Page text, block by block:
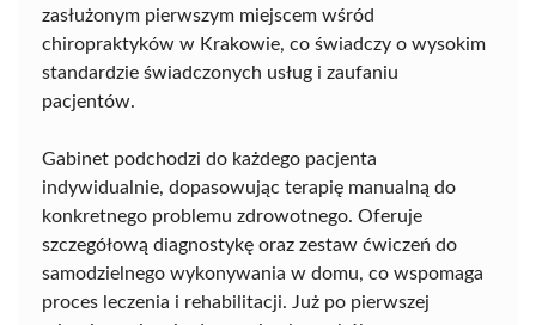
zasłużonym pierwszym miejscem wśród
chiropraktyków w Krakowie, co świadczy o wysokim
standardzie świadczonych usług i zaufaniu
pacjentów.
Gabinet podchodzi do każdego pacjenta
indywidualnie, dopasowując terapię manualną do
konkretnego problemu zdrowotnego. Oferuje
szczegółową diagnostykę oraz zestaw ćwiczeń do
samodzielnego wykonywania w domu, co wspomaga
proces leczenia i rehabilitacji. Już po pierwszej